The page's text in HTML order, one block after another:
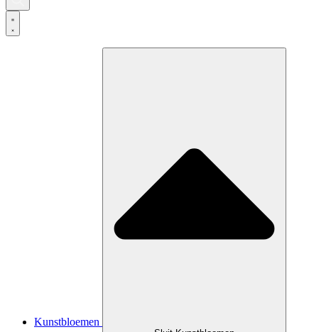
Kunstbloemen